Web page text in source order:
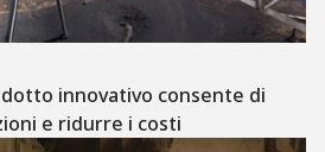
innovativo consente di
e ridurre i costi